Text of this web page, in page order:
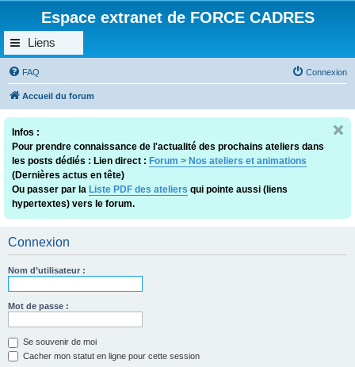
Espace extranet de FORCE CADRES
Liens
FAQ Connexion
Accueil du forum
Infos :
Pour prendre connaissance de l'actualité des prochains ateliers dans
les posts dédiés : Lien direct : Forum > Nos ateliers et animations
(Dernières actus en tête)
Ou passer par la Liste PDF des ateliers qui pointe aussi (liens
hypertextes) vers le forum.
Connexion
Nom d’utilisateur :
Mot de passe :
Se souvenir de moi
Cacher mon statut en ligne pour cette session